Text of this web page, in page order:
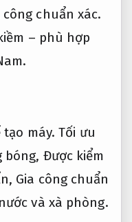
công chuẩn xác.
– phù hợp
tạo máy. Tối ưu
bóng, Được kiểm
Gia công chuẩn
và xà phòng.